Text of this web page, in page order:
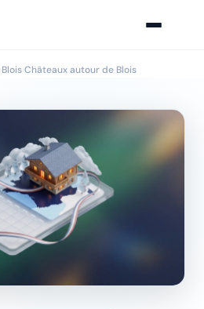
›Blois›Châteaux autour de Blois